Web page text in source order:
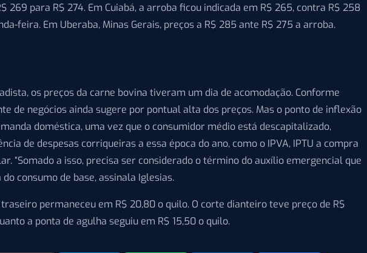
269 para R$ 274. Em Cuiabá, a arroba ficou indicada em R$ 265, contra R$ 258
feira. Em Uberaba, Minas Gerais, preços a R$ 285 ante R$ 275 a arroba.
os preços da carne bovina tiveram um dia de acomodação. Conforme
de negócios ainda sugere por pontual alta dos preços. Mas o ponto de inflexão
doméstica, uma vez que o consumidor médio está descapitalizado,
de despesas corriqueiras a essa época do ano, como o IPVA, IPTU a compra
“Somado a isso, precisa ser considerado o término do auxílio emergencial que
consumo de base, assinala Iglesias.
permaneceu em R$ 20,80 o quilo. O corte dianteiro teve preço de R$
a ponta de agulha seguiu em R$ 15,50 o quilo.